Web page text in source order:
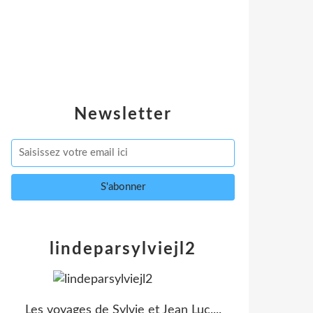
Newsletter
lindeparsylviejl2
Les voyages de Sylvie et Jean Luc....